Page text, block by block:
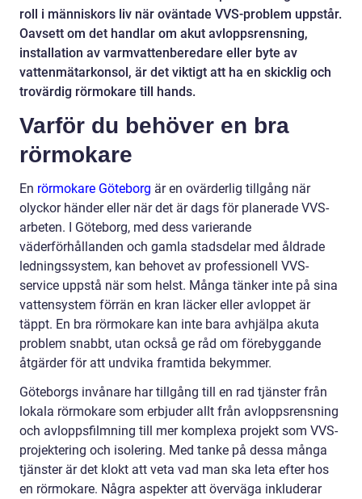
roll i människors liv när oväntade VVS-problem uppstår.
Oavsett om det handlar om akut avloppsrensning,
installation av varmvattenberedare eller byte av
vattenmätarkonsol, är det viktigt att ha en skicklig och
trovärdig rörmokare till hands.
Varför du behöver en bra
rörmokare
En rörmokare Göteborg är en ovärderlig tillgång när
olyckor händer eller när det är dags för planerade VVS-
arbeten. I Göteborg, med dess varierande
väderförhållanden och gamla stadsdelar med åldrade
ledningssystem, kan behovet av professionell VVS-
service uppstå när som helst. Många tänker inte på sina
vattensystem förrän en kran läcker eller avloppet är
täppt. En bra rörmokare kan inte bara avhjälpa akuta
problem snabbt, utan också ge råd om förebyggande
åtgärder för att undvika framtida bekymmer.
Göteborgs invånare har tillgång till en rad tjänster från
lokala rörmokare som erbjuder allt från avloppsrensning
och avloppsfilmning till mer komplexa projekt som VVS-
projektering och isolering. Med tanke på dessa många
tjänster är det klokt att veta vad man ska leta efter hos
en rörmokare. Några aspekter att överväga inkluderar